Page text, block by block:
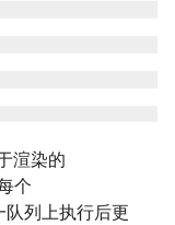
渲染的
个
队列上执行后更